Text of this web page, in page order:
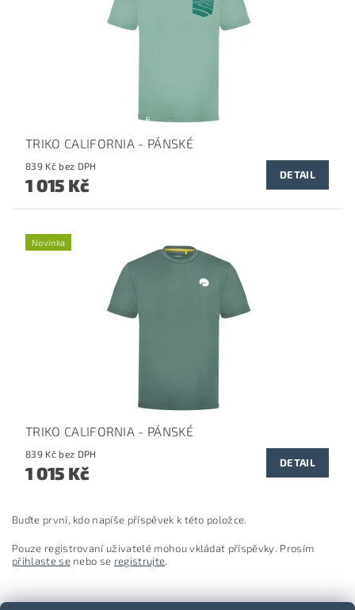
TRIKO CALIFORNIA - PÁNSKÉ
839 Kč bez DPH
1 015 Kč DETAIL
Novinka
TRIKO CALIFORNIA - PÁNSKÉ
839 Kč bez DPH
1 015 Kč DETAIL
Buďte první, kdo napíše příspěvek k této položce.
Pouze registrovaní uživatelé mohou vkládat příspěvky. Prosím
přihlaste senebo se registrujte.